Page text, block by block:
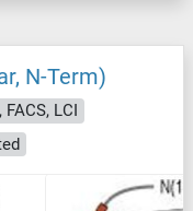
N-Term)
FACS, LCI